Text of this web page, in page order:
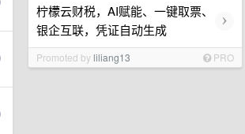
柠檬云财税，AI赋能、一键取票、
银企互联，凭证自动生成
›
Promoted byliliang13 PRO